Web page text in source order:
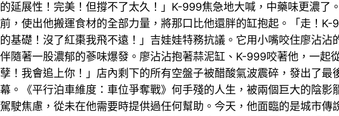
延展性！完美！但撐不了太久！」K-999焦急地大喊，中藥味更濃了
，使出他搬運食材的全部力量，將那口比他還胖的缸抱起。「走！
基礎！沒了紅棗我飛不遠！」吉娃娃特務抗議。它用小嘴咬住廖沾沾
隨著一股濃郁的蔘味爆發。廖沾沾抱著蒜泥缸、K-999咬著他，一起
！我會追上你！」店內剩下的所有空盤子被醋酸氣波震碎，發出了最
。《平行泊車維度：車位爭奪戰》何手殘的人生，被兩個巨大的陰影
駛焦慮，從未在他需要時提供過任何幫助。今天，他面臨的是城市傳